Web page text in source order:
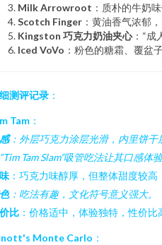
Milk Arrowroot ：质朴的牛奶
Scotch Finger ：黄油香气浓郁
Kingston 巧克力奶油夹心：“成
Iced VoVo ：粉色的糖霜、覆盆
测评记录 ：
Tam ：
：外层巧克力涂层光滑，内里饼
Tam Slam”吸管吃法让其口感体
：巧克力味醇厚，但整体甜度较高
：吃法有趣，文化符号意义强大。
比 ：价格适中，体验独特，性价比
Monte Carlo ：